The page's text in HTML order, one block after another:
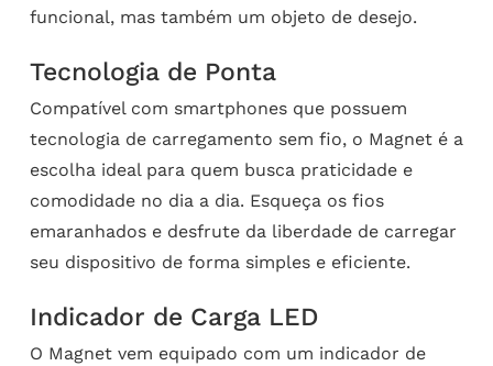
funcional, mas também um objeto de desejo.
Tecnologia de Ponta
Compatível com smartphones que possuem
tecnologia de carregamento sem fio, o Magnet é a
escolha ideal para quem busca praticidade e
comodidade no dia a dia. Esqueça os fios
emaranhados e desfrute da liberdade de carregar
seu dispositivo de forma simples e eficiente.
Indicador de Carga LED
O Magnet vem equipado com um indicador de